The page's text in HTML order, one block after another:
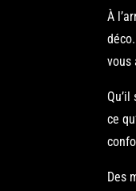
À
vous
ce
Des